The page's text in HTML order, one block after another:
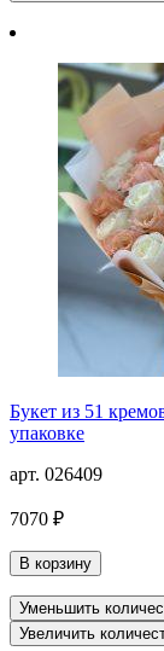
Букет из 51
упаковке
арт. 026409
7070 ₽
В корзину
Уменьшить
Увеличить